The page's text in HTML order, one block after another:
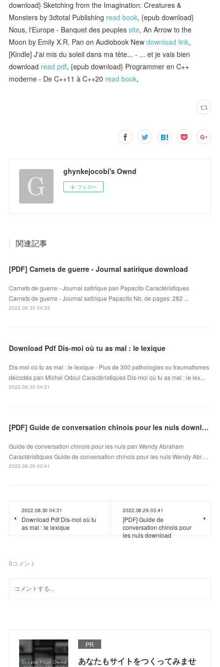
download} Sketching from the Imagination: Creatures &
Monsters by 3dtotal Publishing read book, {epub download}
Nous, l'Europe - Banquet des peuplessite, An Arrow to the
Moon by Emily X.R. Pan on Audiobook Newdownload link,
[Kindle] J'ai mis du soleil dans ma tête... - ... et je vais bien
download read pdf, {epub download} Programmer en C++
moderne - De C++11 à C++20 read book,
ghynkejocobi's Ownd
フォロー
関連記事
[PDF] Carnets de guerre - Journal satirique download
Carnets de guerre - Journal satirique pan Papacito Caractéristiques
Carnets de guerre - Journal satirique Papacito Nb. de pages: 282 ...
2022.08.30 04:33
Download Pdf Dis-moi où tu as mal : le lexique
Dis-moi où tu as mal : le lexique - Plus de 300 pathologies ou traumatismes
décodés pan Michel Odoul Caractéristiques Dis-moi où tu as mal : le lex...
2022.08.30 04:31
[PDF] Guide de conversation chinois pour les nuls download
Guide de conversation chinois pour les nuls pan Wendy Abraham
Caractéristiques Guide de conversation chinois pour les nuls Wendy Abr…
2022.08.29 03:41
2022.08.30 04:31
Download Pdf Dis-moi où tu
as mal : le lexique
2022.08.29 03:41
[PDF] Guide de
conversation chinois pour
les nuls download
0コメント
PR
あなたもサイトをつくってみませ